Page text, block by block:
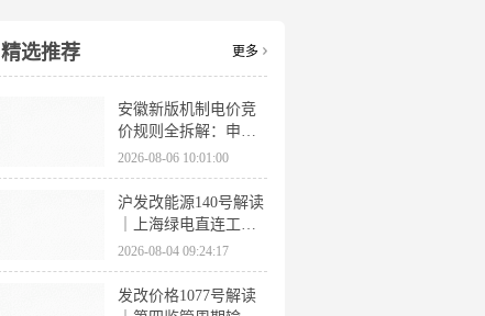
精选推荐 更多
安徽新版机制电价竞
价规则全拆解：申报
条件、保函罚则、出
清机制、聚合商门槛
2026-08-06 10:01:00
沪发改能源140号解读
｜上海绿电直连工作
方案 申报条件、源荷
指标、场景优先级全
梳理
2026-08-04 09:24:17
发改价格1077号解读